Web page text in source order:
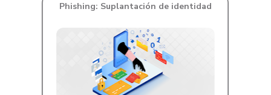
Phishing: Suplantación de identidad